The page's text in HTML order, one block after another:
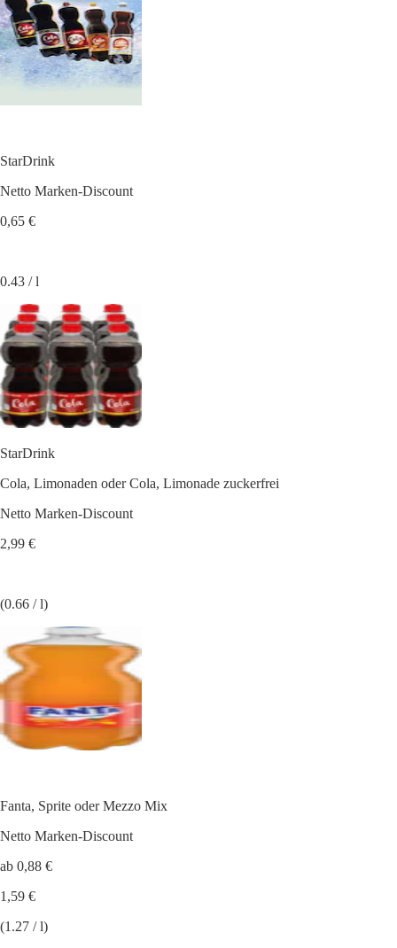
StarDrink
Netto Marken-Discount
0,65 €
0.43 / l
StarDrink
Cola, Limonaden oder Cola, Limonade zuckerfrei
Netto Marken-Discount
2,99 €
(0.66 / l)
Fanta, Sprite oder Mezzo Mix
Netto Marken-Discount
ab 0,88 €
1,59 €
(1.27 / l)